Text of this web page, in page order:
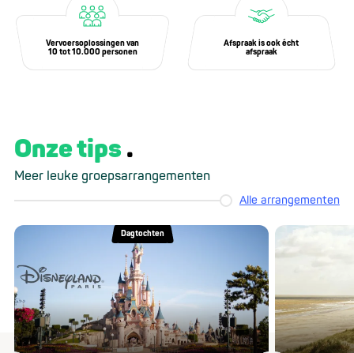
Vervoersoplossingen van
10 tot 10.000 personen
Afspraak is ook écht
afspraak
Onze tips
Meer leuke groepsarrangementen
Alle arrangementen
Dagtochten